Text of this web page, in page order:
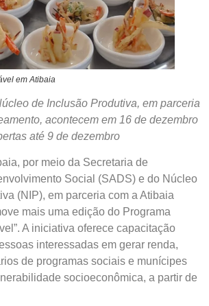
em Atibaia
de Inclusão Produtiva, em parceria
acontecem em 16 de dezembro
até 9 de dezembro
por meio da Secretaria de
Social (SADS) e do Núcleo
(NIP), em parceria com a Atibaia
mais uma edição do Programa
A iniciativa oferece capacitação
interessadas em gerar renda,
de programas sociais e munícipes
socioeconômica, a partir de